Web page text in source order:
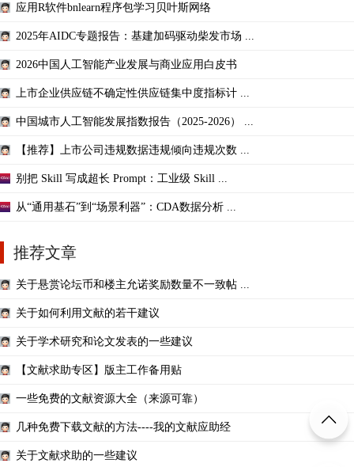
应用R软件bnlearn程序包学习贝叶斯网络
2025年AIDC专题报告：基建加码驱动柴发市场 ...
2026中国人工智能产业发展与商业应用白皮书
上市企业供应链不确定性供应链集中度指标计 ...
中国城市人工智能发展指数报告（2025-2026） ...
【推荐】上市公司违规数据违规倾向违规次数 ...
别把 Skill 写成超长 Prompt：工业级 Skill ...
从“通用基石”到“场景利器”：CDA数据分析 ...
推荐文章
关于悬赏论坛币和楼主允诺奖励数量不一致帖 ...
关于如何利用文献的若干建议
关于学术研究和论文发表的一些建议
【文献求助专区】版主工作备用贴
一些免费的文献资源大全（来源可靠）
几种免费下载文献的方法----我的文献应助经
关于文献求助的一些建议